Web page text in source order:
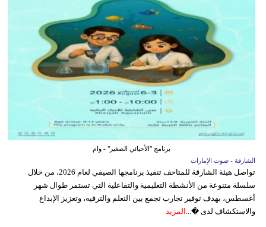
برنامج "الأحيائي الصغير" - وام
الشارقة - صوت الإمارات
تواصل هيئة الشارقة للمتاحف تنفيذ برنامجها الصيفي لعام 2026، من خلال
سلسلة متنوعة من الأنشطة التعليمية والتفاعلية التي تستمر طوال شهر
أغسطس، بهدف توفير تجارب تجمع بين التعلم والترفيه، وتعزيز الإبداع
والاستكشاف لدى �... المزيد